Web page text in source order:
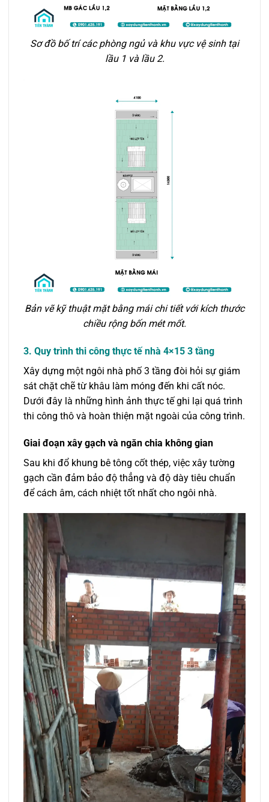
Sơ đồ bố trí các phòng ngủ và khu vực vệ sinh tại
lầu 1 và lầu 2.
Bản vẽ kỹ thuật mặt bằng mái chi tiết với kích thước
chiều rộng bốn mét mốt.
3. Quy trình thi công thực tế nhà 4×15 3 tầng
Xây dựng một ngôi nhà phố 3 tầng đòi hỏi sự giám
sát chặt chẽ từ khâu làm móng đến khi cất nóc.
Dưới đây là những hình ảnh thực tế ghi lại quá trình
thi công thô và hoàn thiện mặt ngoài của công trình.
Giai đoạn xây gạch và ngăn chia không gian
Sau khi đổ khung bê tông cốt thép, việc xây tường
gạch cần đảm bảo độ thẳng và độ dày tiêu chuẩn
để cách âm, cách nhiệt tốt nhất cho ngôi nhà.